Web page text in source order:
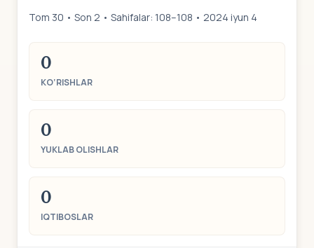
Tom 30 • Son 2 • Sahifalar: 108–108 • 2024 iyun 4
0
KO‘RISHLAR
0
YUKLAB OLISHLAR
0
IQTIBOSLAR